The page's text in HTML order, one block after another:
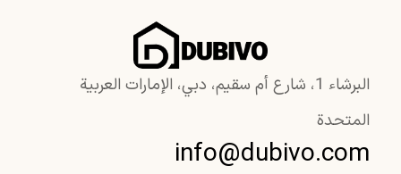
البرشاء 1، شارع أم سقيم، دبي، الإمارات العربية
المتحدة
info@dubivo.com